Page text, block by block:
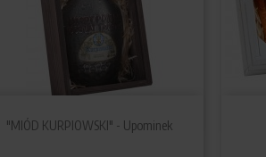
"MIÓD KURPIOWSKI" - Upominek
